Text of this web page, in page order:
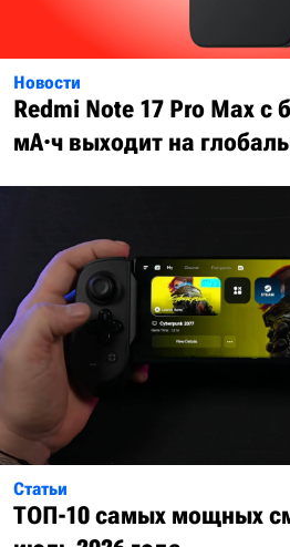
Новости
Redmi Note 17 Pro Max с
мА·ч выходит на
Статьи
ТОП-10 самых мощных